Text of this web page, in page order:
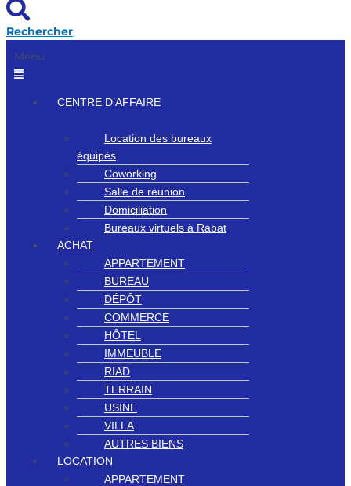
Rechercher
Menu
CENTRE D’AFFAIRE
Location des bureaux
équipés
Coworking
Salle de réunion
Domiciliation
Bureaux virtuels à Rabat
ACHAT
APPARTEMENT
BUREAU
DÉPÔT
COMMERCE
HÔTEL
IMMEUBLE
RIAD
TERRAIN
USINE
VILLA
AUTRES BIENS
LOCATION
APPARTEMENT